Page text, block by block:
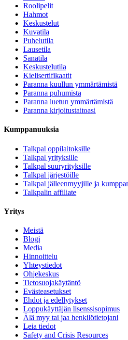
Roolipelit
Hahmot
Keskustelut
Kuvatila
Puhelutila
Lausetila
Sanatila
Keskustelutila
Kielisertifikaatit
Paranna kuullun ymmärtämistä
Paranna puhumista
Paranna luetun ymmärtämistä
Paranna kirjoitustaitoasi
Kumppanuuksia
Talkpal oppilaitoksille
Talkpal yrityksille
Talkpal suuryrityksille
Talkpal järjestöille
Talkpal jälleenmyyjille ja
Talkpalin affiliate
Yritys
Meistä
Blogi
Media
Hinnoittelu
Yhteystiedot
Ohjekeskus
Tietosuojakäytäntö
Evästeasetukset
Ehdot ja edellytykset
Loppukäyttäjän lisenssisopimus
Älä myy tai jaa henkilötietojani
Leia tiedot
Safety and Crisis Resources